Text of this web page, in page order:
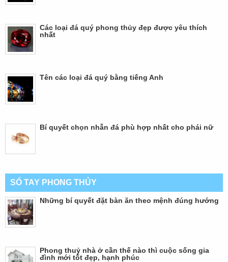
Các loại đá quý phong thủy đẹp được yêu thích
nhất
Tên các loại đá quý bằng tiếng Anh
Bí quyết chọn nhẫn đá phù hợp nhất cho phái nữ
SỔ TAY PHONG THỦY
Những bí quyết đặt bàn ăn theo mệnh đúng hướng
Phong thuỷ nhà ở cần thế nào thì cuộc sống gia
đình mới tốt đẹp, hạnh phúc